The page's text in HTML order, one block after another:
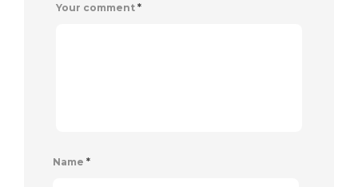
Your comment *
Name *